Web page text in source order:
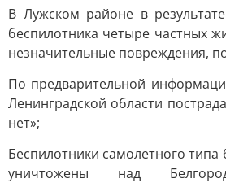
В Лужском районе в
беспилотника четыре частных
незначительные повреждения,
По предварительной
Ленинградской области
нет»;
Беспилотники самолетного
уничтожены над